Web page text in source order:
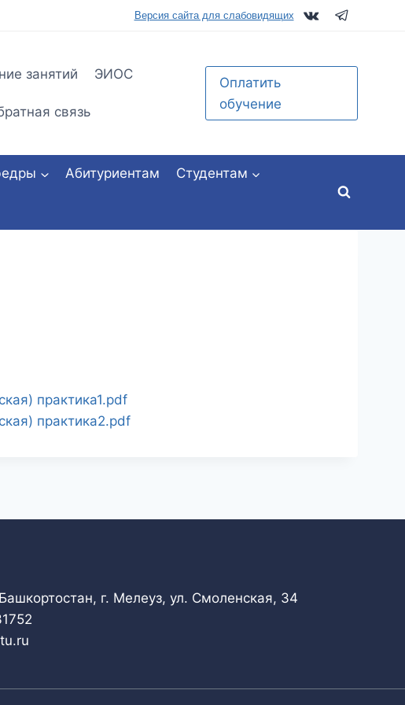
Версия сайта для слабовидящих
занятий ЭИОС
связь
Оплатить
обучение
Абитуриентам Студентам
практика1.pdf
практика2.pdf
г. Мелеуз, ул. Смоленская, 34